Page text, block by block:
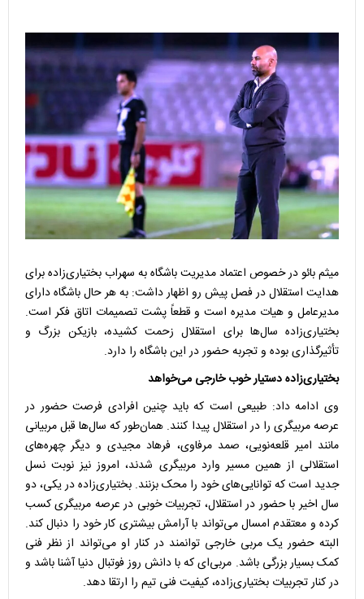
میثم بائو در خصوص اعتماد مدیریت باشگاه به سهراب بختیاری‌زاده برای
هدایت استقلال در فصل پیش رو اظهار داشت: به هر حال باشگاه دارای
مدیرعامل و هیات مدیره است و قطعاً پشت تصمیمات اتاق فکر است.
بختیاری‌زاده سال‌ها برای استقلال زحمت کشیده، بازیکن بزرگ و
تأثیرگذاری بوده و تجربه حضور در این باشگاه را دارد.
بختیاری‌زاده دستیار خوب خارجی می‌خواهد
وی ادامه داد: طبیعی است که باید چنین افرادی فرصت حضور در
عرصه مربیگری را در استقلال پیدا کنند. همان‌طور که سال‌ها قبل مربیانی
مانند امیر قلعه‌نویی، صمد مرفاوی، فرهاد مجیدی و دیگر چهره‌های
استقلالی از همین مسیر وارد مربیگری شدند، امروز نیز نوبت نسل
جدید است که توانایی‌های خود را محک بزنند. بختیاری‌زاده در یکی، دو
سال اخیر با حضور در استقلال، تجربیات خوبی در عرصه مربیگری کسب
کرده و معتقدم امسال می‌تواند با آرامش بیشتری کار خود را دنبال کند.
البته حضور یک مربی خارجی توانمند در کنار او می‌تواند از نظر فنی
کمک بسیار بزرگی باشد. مربی‌ای که با دانش روز فوتبال دنیا آشنا باشد و
در کنار تجربیات بختیاری‌زاده، کیفیت فنی تیم را ارتقا دهد.